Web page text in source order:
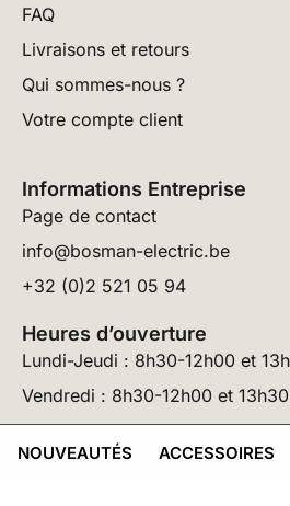
NOUVEAUTÉS ACCESSOIRES
FAQ
Livraisons et retours
Qui sommes-nous ?
Votre compte client
Informations Entreprise
Page de contact
info@bosman-electric.be
+32 (0)2 521 05 94
Heures d’ouverture
Lundi-Jeudi : 8h30-12h00 et
Vendredi : 8h30-12h00 et
SA BOSMAN NV ® 2026 – Tous Droits